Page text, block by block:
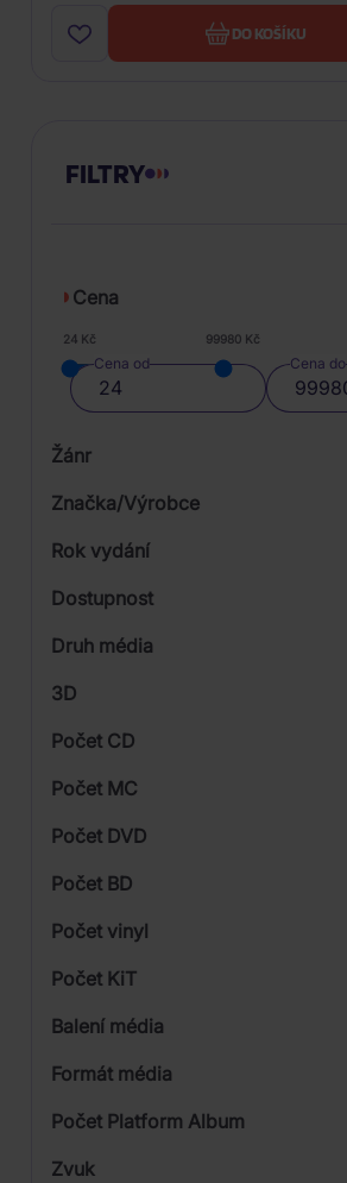
DO KOŠÍKU
FILTRY
Cena
24 Kč 99980 Kč
Cena od Cena do
Žánr
Značka/Výrobce
Rok vydání
Od
Dostupnost
Druh média
3D
Počet CD
Počet MC
Počet DVD
Počet BD
Počet vinyl
Počet KiT
Balení média
Formát média
Počet Platform Album
Zvuk